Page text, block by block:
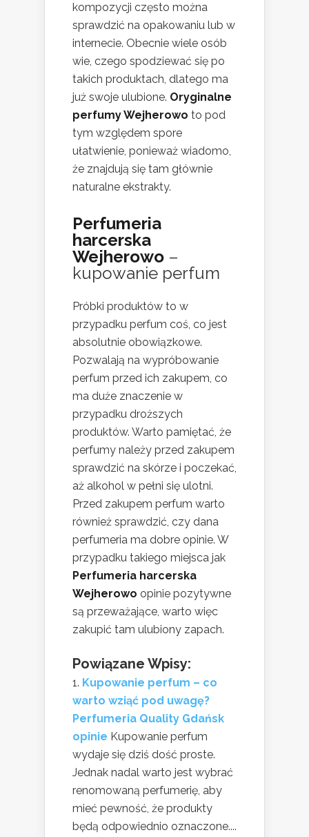
kompozycji często można
sprawdzić na opakowaniu lub w
internecie. Obecnie wiele osób
wie, czego spodziewać się po
takich produktach, dlatego ma
już swoje ulubione. Oryginalne
perfumy Wejherowo to pod
tym względem spore
ułatwienie, ponieważ wiadomo,
że znajdują się tam głównie
naturalne ekstrakty.
Perfumeria
harcerska
Wejherowo –
kupowanie perfum
Próbki produktów to w
przypadku perfum coś, co jest
absolutnie obowiązkowe.
Pozwalają na wypróbowanie
perfum przed ich zakupem, co
ma duże znaczenie w
przypadku droższych
produktów. Warto pamiętać, że
perfumy należy przed zakupem
sprawdzić na skórze i poczekać,
aż alkohol w pełni się ulotni.
Przed zakupem perfum warto
również sprawdzić, czy dana
perfumeria ma dobre opinie. W
przypadku takiego miejsca jak
Perfumeria harcerska
Wejherowo opinie pozytywne
są przeważające, warto więc
zakupić tam ulubiony zapach.
Powiązane Wpisy:
Kupowanie perfum – co
warto wziąć pod uwagę?
Perfumeria Quality Gdańsk
opinie Kupowanie perfum
wydaje się dziś dość proste.
Jednak nadal warto jest wybrać
renomowaną perfumerię, aby
mieć pewność, że produkty
będą odpowiednio oznaczone....